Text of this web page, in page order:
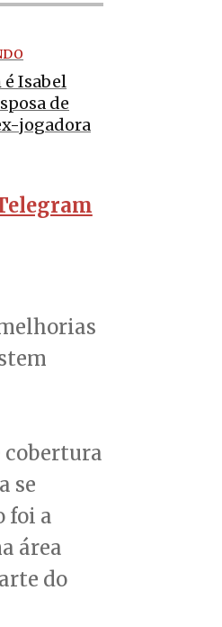
é Isabel
de
jogadora
cobertura
se
foi a
área
do